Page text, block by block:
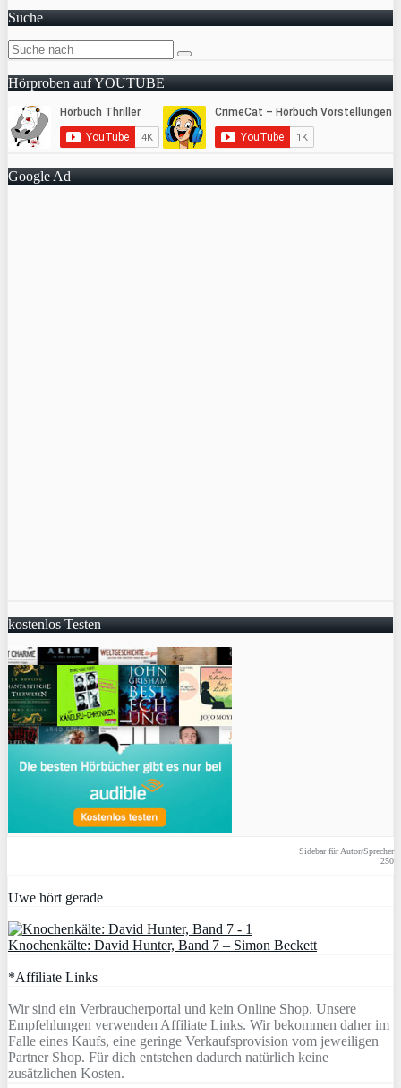
Suche
Hörproben auf YOUTUBE
Google Ad
kostenlos Testen
Sidebar für Autor/Sprecher
250
Uwe hört gerade
Knochenkälte: David Hunter, Band 7 – Simon Beckett
*Affiliate Links
Wir sind ein Verbraucherportal und kein Online Shop. Unsere
Empfehlungen verwenden Affiliate Links. Wir bekommen daher im
Falle eines Kaufs, eine geringe Verkaufsprovision vom jeweiligen
Partner Shop. Für dich entstehen dadurch natürlich keine
zusätzlichen Kosten.